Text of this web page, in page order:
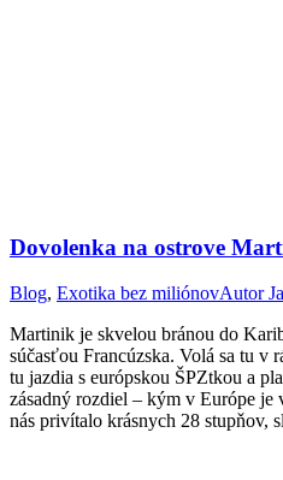
Dovolenka na ostrove
Blog, Exotika bez miliónovAutor
Martinik je skvelou bránou do
súčasťou Francúzska. Volá sa tu v
tu jazdia s európskou ŠPZtkou a
zásadný rozdiel – kým v Európe je
nás privítalo krásnych 28 stupňov,